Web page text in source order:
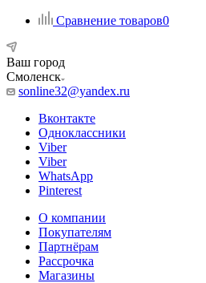
Сравнение товаров0
Ваш город
Смоленск
sonline32@yandex.ru
Вконтакте
Одноклассники
Viber
Viber
WhatsApp
Pinterest
О компании
Покупателям
Партнёрам
Рассрочка
Магазины